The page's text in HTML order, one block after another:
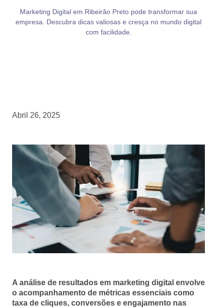
Marketing Digital em Ribeirão Preto pode transformar sua
empresa. Descubra dicas valiosas e cresça no mundo digital
com facilidade.
Abril 26, 2025
A análise de resultados em marketing digital envolve
o acompanhamento de métricas essenciais como
taxa de cliques, conversões e engajamento nas